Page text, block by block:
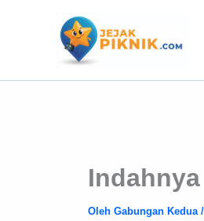
Oleh Gabungan Kedua /